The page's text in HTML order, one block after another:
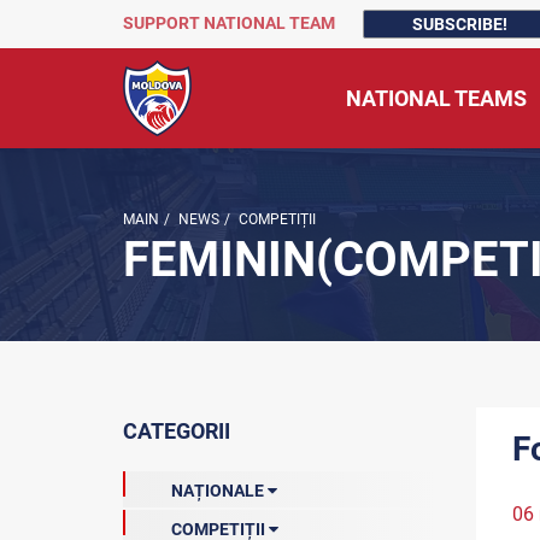
SUPPORT NATIONAL TEAM SUBSCRIBE!
NATIONAL TEAMS
MAIN / NEWS / COMPETIȚII
CATEGORII
NAȚIONALE
COMPETIȚII
06